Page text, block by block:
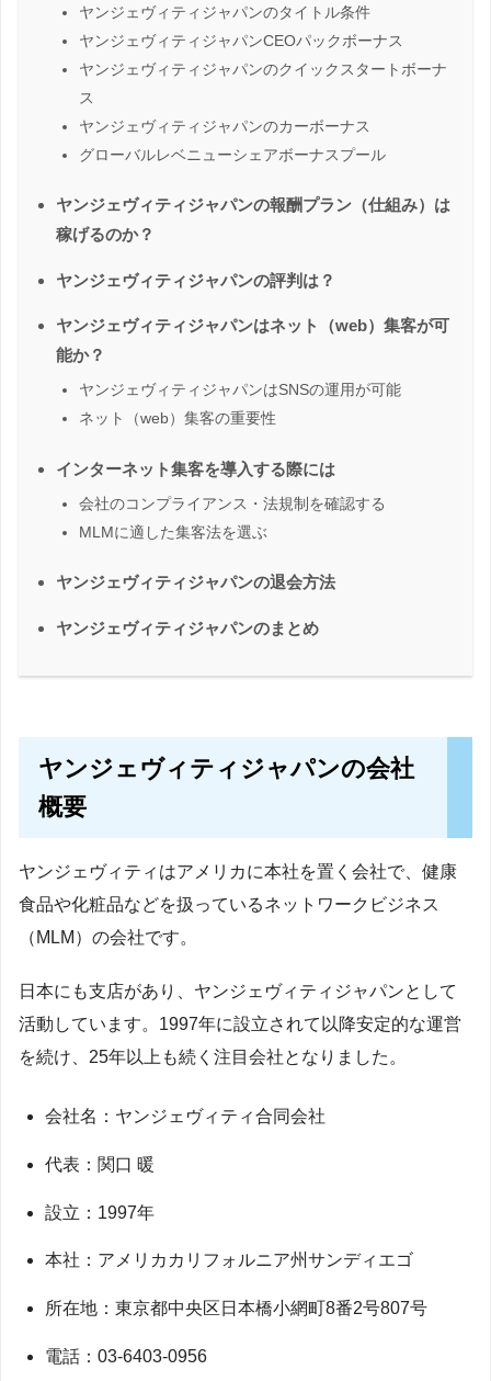
ヤンジェヴィティジャパンのタイトル条件
ヤンジェヴィティジャパンCEOパックボーナス
ヤンジェヴィティジャパンのクイックスタートボーナ
ス
ヤンジェヴィティジャパンのカーボーナス
グローバルレベニューシェアボーナスプール
ヤンジェヴィティジャパンの報酬プラン（仕組み）は
稼げるのか？
ヤンジェヴィティジャパンの評判は？
ヤンジェヴィティジャパンはネット（web）集客が可
能か？
ヤンジェヴィティジャパンはSNSの運用が可能
ネット（web）集客の重要性
インターネット集客を導入する際には
会社のコンプライアンス・法規制を確認する
MLMに適した集客法を選ぶ
ヤンジェヴィティジャパンの退会方法
ヤンジェヴィティジャパンのまとめ
ヤンジェヴィティジャパンの会社
概要
ヤンジェヴィティはアメリカに本社を置く会社で、健康
食品や化粧品などを扱っているネットワークビジネス
（MLM）の会社です。
日本にも支店があり、ヤンジェヴィティジャパンとして
活動しています。1997年に設立されて以降安定的な運営
を続け、25年以上も続く注目会社となりました。
会社名：ヤンジェヴィティ合同会社
代表：関口 暖
設立：1997年
本社：アメリカカリフォルニア州サンディエゴ
所在地：東京都中央区日本橋小網町8番2号807号
電話：03-6403-0956